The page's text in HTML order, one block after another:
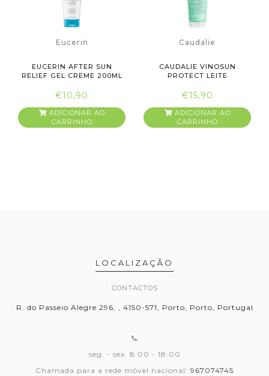
Eucerin
EUCERIN AFTER SUN
RELIEF GEL CREME 200ML
€10,90
ADICIONAR AO
CARRINHO
Caudalie
CAUDALIE VINOSUN
PROTECT LEITE
€15,90
ADICIONAR AO
CARRINHO
LOCALIZAÇÃO
CONTACTOS
R. do Passeio Alegre 296, , 4150-571, Porto, Porto, Portugal
📞
seg. - sex. 8:00 - 18:00
Chamada para a rede móvel nacional: 967074745